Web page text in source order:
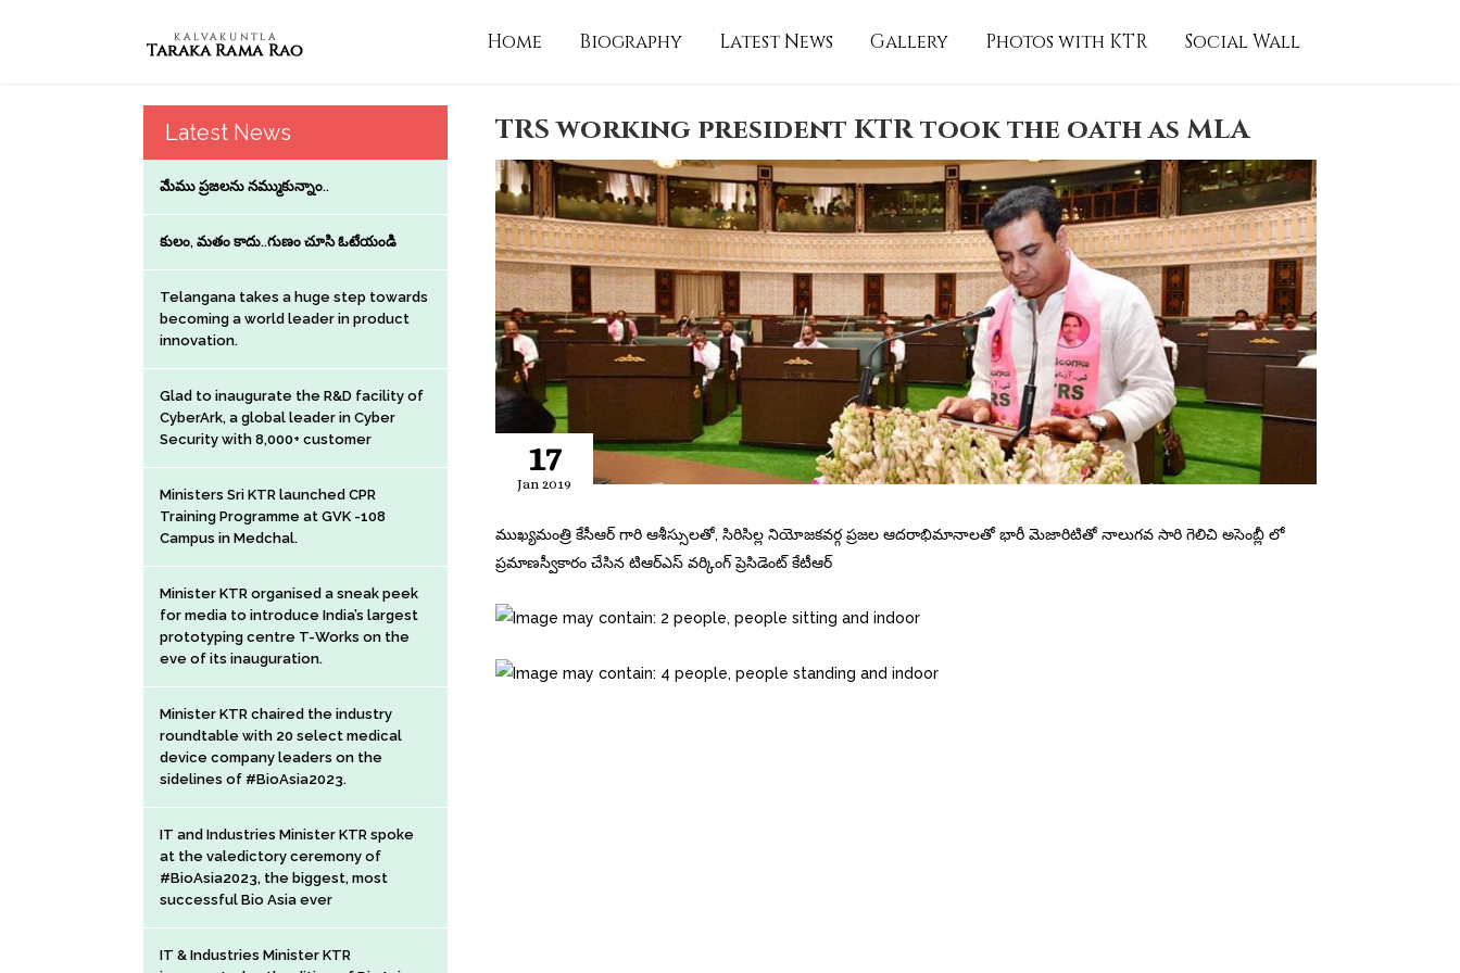
Home Biography Latest News Gallery Photos with KTR Social Wall
TRS working president KTR took the oath as MLA
17
Jan 2019
ముఖ్యమంత్రి కేసీఆర్ గారి ఆశీస్సులతో, సిరిసిల్ల నియోజకవర్గ ప్రజల ఆదరాభిమానాలతో భారీ మెజారిటితో నాలుగవ సారి గెలిచి అసెంబ్లీ లో
ప్రమాణస్వీకారం చేసిన టిఆర్ఎస్ వర్కింగ్ ప్రెసిడెంట్ కేటీఆర్
Latest News
మేము ప్రజలను నమ్ముకున్నాం..
కులం, మతం కాదు..గుణం చూసి ఓటేయండి
Telangana takes a huge step towards
becoming a world leader in product
innovation.
Glad to inaugurate the R&D facility of
CyberArk, a global leader in Cyber
Security with 8,000+ customer
Ministers Sri KTR launched CPR
Training Programme at GVK -108
Campus in Medchal.
Minister KTR organised a sneak peek
for media to introduce India’s largest
prototyping centre T-Works on the
eve of its inauguration.
Minister KTR chaired the industry
roundtable with 20 select medical
device company leaders on the
sidelines of #BioAsia2023.
IT and Industries Minister KTR spoke
at the valedictory ceremony of
#BioAsia2023, the biggest, most
successful Bio Asia ever
IT & Industries Minister KTR